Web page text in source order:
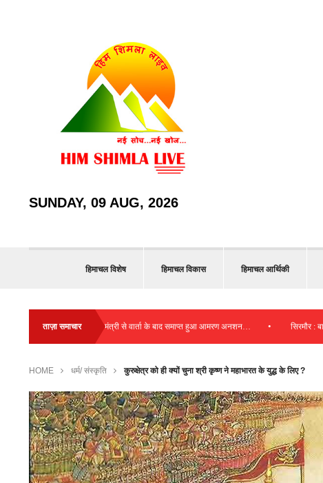
SUNDAY, 09 AUG, 2026
हिमाचल विशेष हिमाचल विकास हिमाचल आर्थिकी
ताज़ा समाचार
कुल्लू: स्वास्थ्य मंत्री से वार्ता के बाद समाप्त हुआ आमरण अनशन… • सिरमौर :
HOME धर्म/ संस्कृति कुरुक्षेत्र को ही क्यों चुना श्री कृष्ण ने महाभारत के युद्ध के लिए ?